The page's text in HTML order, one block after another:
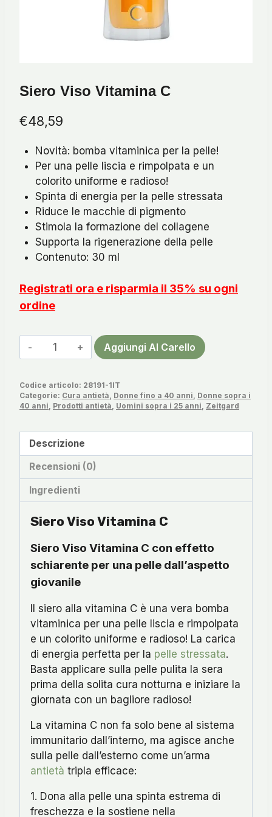
Siero Viso Vitamina C
€48,59
Novità: bomba vitaminica per la pelle!
Per una pelle liscia e rimpolpata e un
colorito uniforme e radioso!
Spinta di energia per la pelle stressata
Riduce le macchie di pigmento
Stimola la formazione del collagene
Supporta la rigenerazione della pelle
Contenuto: 30 ml
Registrati ora e risparmia il 35% su ogni
ordine
Siero
Viso
C
quantità
Aggiungi Al Carello
Codice articolo: 28191-1IT
Categorie: Cura antietà, Donne fino a 40 anni, Donne sopra i
40 anni, Prodotti antietà, Uomini sopra i 25 anni, Zeitgard
Descrizione
Recensioni (0)
Ingredienti
Siero Viso Vitamina C
Siero Viso Vitamina C con effetto
schiarente per una pelle dall’aspetto
giovanile
Il siero alla vitamina C è una vera bomba
vitaminica per una pelle liscia e rimpolpata
e un colorito uniforme e radioso! La carica
di energia perfetta per la pelle stressata.
Basta applicare sulla pelle pulita la sera
prima della solita cura notturna e iniziare la
giornata con un bagliore radioso!
La vitamina C non fa solo bene al sistema
immunitario dall’interno, ma agisce anche
sulla pelle dall’esterno come un’arma
antietà tripla efficace:
1. Dona alla pelle una spinta estrema di
freschezza e la sostiene nella